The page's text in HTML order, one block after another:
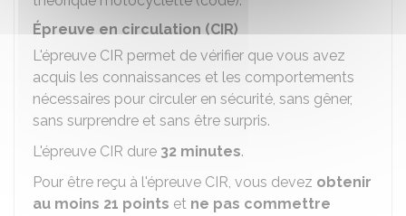
Épreuve en circulation (CIR)
L'épreuve CIR permet de vérifier que vous avez
acquis les connaissances et les comportements
nécessaires pour circuler en sécurité, sans gêner,
sans surprendre et sans être surpris.
L'épreuve CIR dure 32 minutes.
Pour être reçu à l'épreuve CIR, vous devez obtenir
au moins 21 points et ne pas commettre